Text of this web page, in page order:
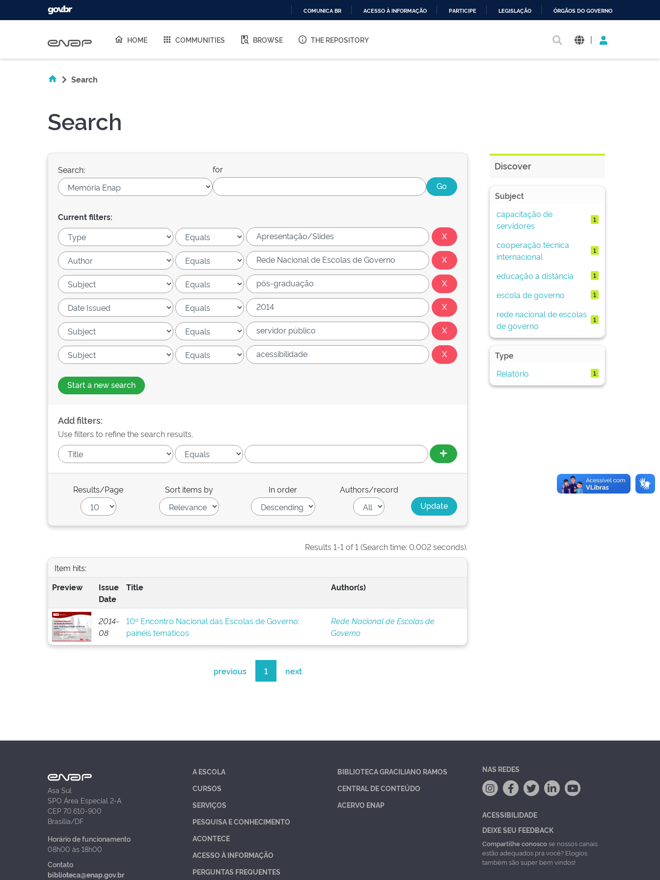
O
COMUNICA BR ACESSO À INFORMAÇÃO PARTICIPE LEGISLAÇÃO ÓRGÃOS DO GOVERNO
HOME COMMUNITIES BROWSE THE REPOSITORY |
Search
Search
Search: for
Current filters:
Start a new search
Add filters:
Use filters to refine the search results.
Results/Page Sort items by In order Authors/record
Results 1-1 of 1 (Search time: 0.002 seconds).
Item hits:
Preview
Issue
Date
Title Author(s)
2014-
08
10º Encontro Nacional das Escolas de Governo:
painéis temáticos
Rede Nacional de Escolas de
Governo
previous 1 next
Discover
Subject
capacitação de
servidores
1
cooperação técnica
internacional
1
educação a distância 1
escola de governo 1
rede nacional de escolas
de governo
1
Type
Relatório
1
Asa Sul
SPO Área Especial 2-A
CEP 70.610-900
Brasília/DF
Horário de funcionamento
08h00 às 18h00
Contato
biblioteca@enap.gov.br
A ESCOLA
CURSOS
SERVIÇOS
PESQUISA E CONHECIMENTO
ACONTECE
ACESSO À INFORMAÇÃO
PERGUNTAS FREQUENTES
BIBLIOTECA GRACILIANO RAMOS
CENTRAL DE CONTEÚDO
ACERVO ENAP
NAS REDES
ACESSIBILIDADE
DEIXE SEU FEEDBACK
Compartilhe conoscose nossos canais
estão adequados pra você? Elogios
também são super bem vindos!